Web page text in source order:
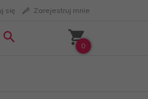
się Zarejestruj mnie
0